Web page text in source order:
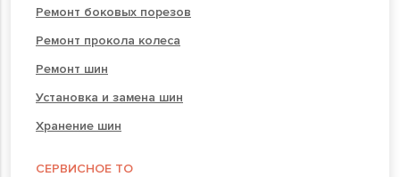
Ремонт боковых порезов
Ремонт прокола колеса
Ремонт шин
Установка и замена шин
Хранение шин
СЕРВИСНОЕ ТО